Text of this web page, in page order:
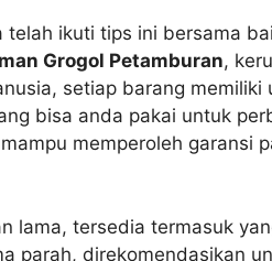
telah ikuti tips ini bersama
Grogol Petamburan,
setiap barang memiliki
bisa anda pakai untuk
memperoleh garansi
lama, tersedia termasuk
parah, direkomendasikan